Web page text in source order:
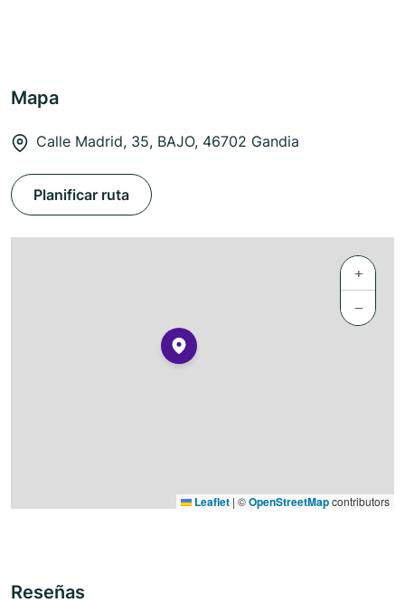
Mapa
Calle Madrid, 35, BAJO, 46702 Gandia
Planificar ruta
+
−
Leaflet | ©OpenStreetMapcontributors
Reseñas